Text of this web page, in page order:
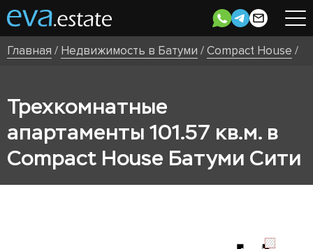
Главная / Недвижимость в Батуми /Compact House /
Трехкомнатные
апартаменты 101.57 кв.м. в
Compact House Батуми Сити